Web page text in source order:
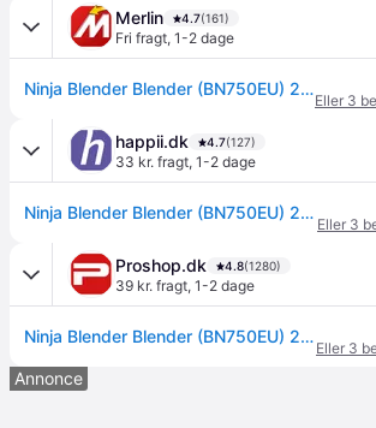
Merlin 4.7(161)
Fri fragt, 1-2 dage
Ninja Blender Blender (BN750EU) 2-in-1 with Auto IQ - 1200 W
Eller 3
happii.dk 4.7(127)
33 kr. fragt, 1-2 dage
Ninja Blender Blender (BN750EU) 2-in-1 with Auto IQ - 1200 W
Eller 3
Proshop.dk 4.8(1280)
39 kr. fragt, 1-2 dage
Ninja Blender Blender (BN750EU) 2-in-1 with Auto IQ - 1200 W
Eller 3
Annonce